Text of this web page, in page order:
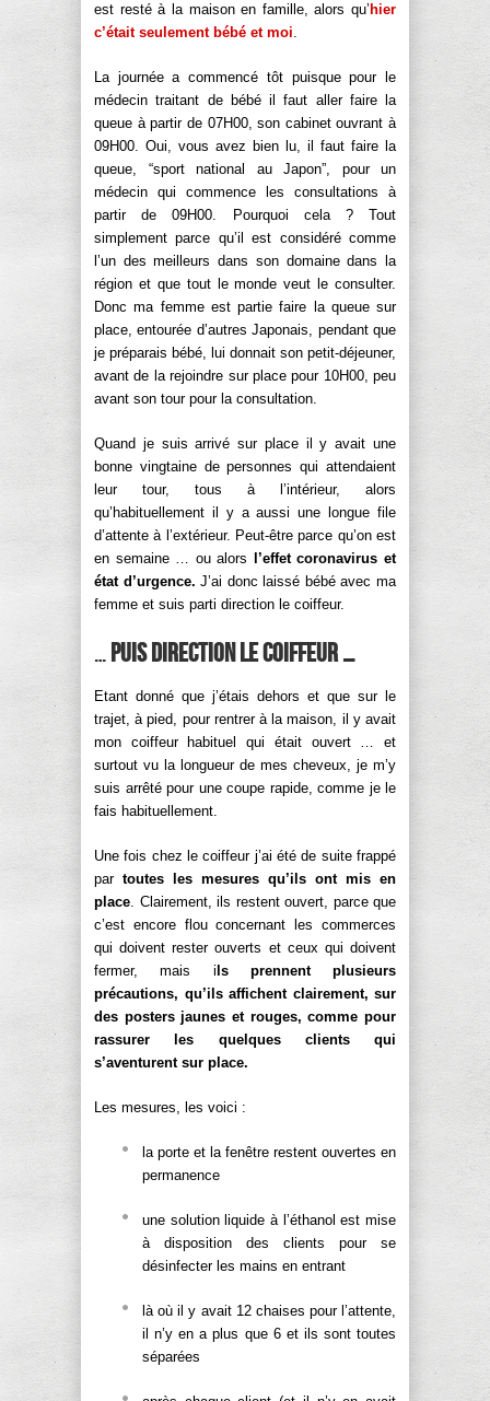
est resté à la maison en famille, alors qu’ hier
c’était seulement bébé et moi.
La journée a commencé tôt puisque pour le
médecin traitant de bébé il faut aller faire la
queue à partir de 07H00, son cabinet ouvrant à
09H00. Oui, vous avez bien lu, il faut faire la
queue, “sport national au Japon”, pour un
médecin qui commence les consultations à
partir de 09H00. Pourquoi cela ? Tout
simplement parce qu’il est considéré comme
l’un des meilleurs dans son domaine dans la
région et que tout le monde veut le consulter.
Donc ma femme est partie faire la queue sur
place, entourée d’autres Japonais, pendant que
je préparais bébé, lui donnait son petit-déjeuner,
avant de la rejoindre sur place pour 10H00, peu
avant son tour pour la consultation.
Quand je suis arrivé sur place il y avait une
bonne vingtaine de personnes qui attendaient
leur tour, tous à l’intérieur, alors
qu’habituellement il y a aussi une longue file
d’attente à l’extérieur. Peut-être parce qu’on est
en semaine … ou alors
l’effet coronavirus et
état d’urgence. J’ai donc laissé bébé avec ma
femme et suis parti direction le coiffeur.
…puis direction le coiffeur …
Etant donné que j’étais dehors et que sur le
trajet, à pied, pour rentrer à la maison, il y avait
mon coiffeur habituel qui était ouvert … et
surtout vu la longueur de mes cheveux, je m’y
suis arrêté pour une coupe rapide, comme je le
fais habituellement.
Une fois chez le coiffeur j’ai été de suite frappé
par toutes les mesures qu’ils ont mis en
place. Clairement, ils restent ouvert, parce que
c’est encore flou concernant les commerces
qui doivent rester ouverts et ceux qui doivent
fermer, mais i ls prennent plusieurs
précautions, qu’ils affichent clairement, sur
des posters jaunes et rouges, comme pour
rassurer les quelques clients qui
s’aventurent sur place.
Les mesures, les voici :
la porte et la fenêtre restent ouvertes en
permanence
une solution liquide à l’éthanol est mise
à disposition des clients pour se
désinfecter les mains en entrant
là où il y avait 12 chaises pour l’attente,
il n’y en a plus que 6 et ils sont toutes
séparées